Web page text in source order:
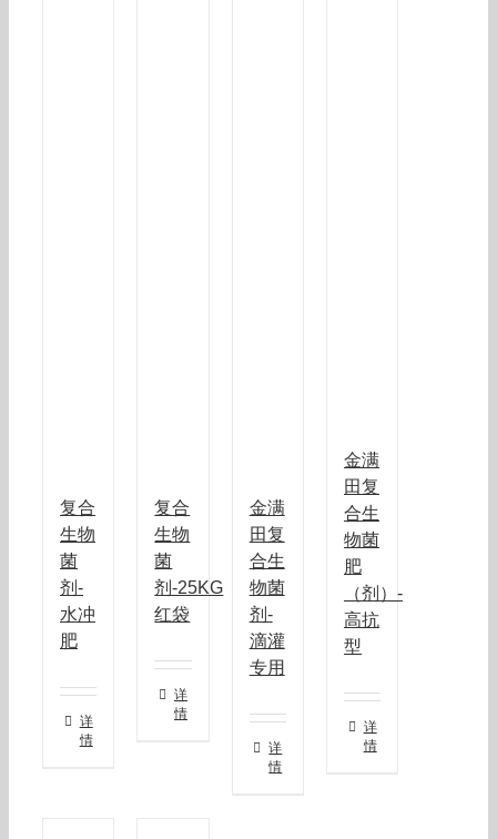
复合
生物
菌
剂-
水冲
肥
详
情
复合
生物
菌
剂-25KG
红袋
详
情
金满
田复
合生
物菌
剂-
滴灌
专用
详
情
金满
田复
合生
物菌
肥
（剂）-
高抗
型
详
情